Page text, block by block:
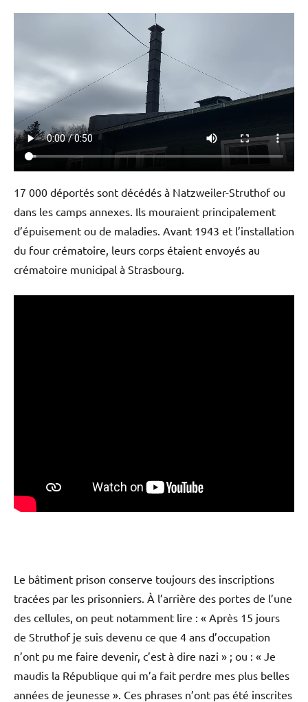
17 000 déportés sont décédés à Natzweiler-Struthof ou
dans les camps annexes. Ils mouraient principalement
d’épuisement ou de maladies. Avant 1943 et l’installation
du four crématoire, leurs corps étaient envoyés au
crématoire municipal à Strasbourg.
Le bâtiment prison conserve toujours des inscriptions
tracées par les prisonniers. À l’arrière des portes de l’une
des cellules, on peut notamment lire : « Après 15 jours
de Struthof je suis devenu ce que 4 ans d’occupation
n’ont pu me faire devenir, c’est à dire nazi » ; ou : « Je
maudis la République qui m’a fait perdre mes plus belles
années de jeunesse ». Ces phrases n’ont pas été inscrites